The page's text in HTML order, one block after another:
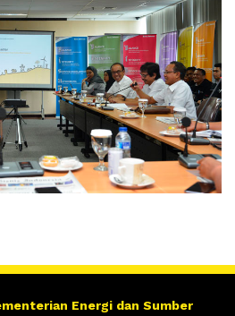
Energi dan Sumber